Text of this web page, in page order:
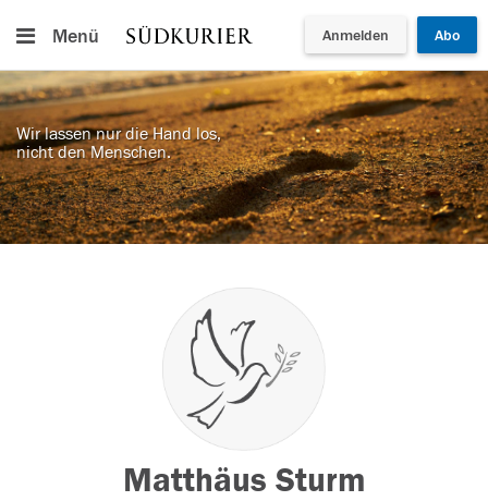
Menü Anmelden Abo
Wir lassen nur die Hand los,
nicht den Menschen.
Matthäus Sturm